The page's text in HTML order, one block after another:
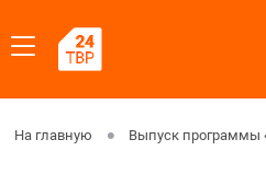
На главную Выпуск программы